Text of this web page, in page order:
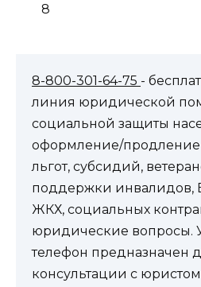
8
8-800-301-64-75 -
линия юридической
социальной защиты
оформление/продление
льгот, субсидий,
поддержки инвалидов,
ЖКХ, социальных
юридические вопросы.
телефон предназначен
консультации с